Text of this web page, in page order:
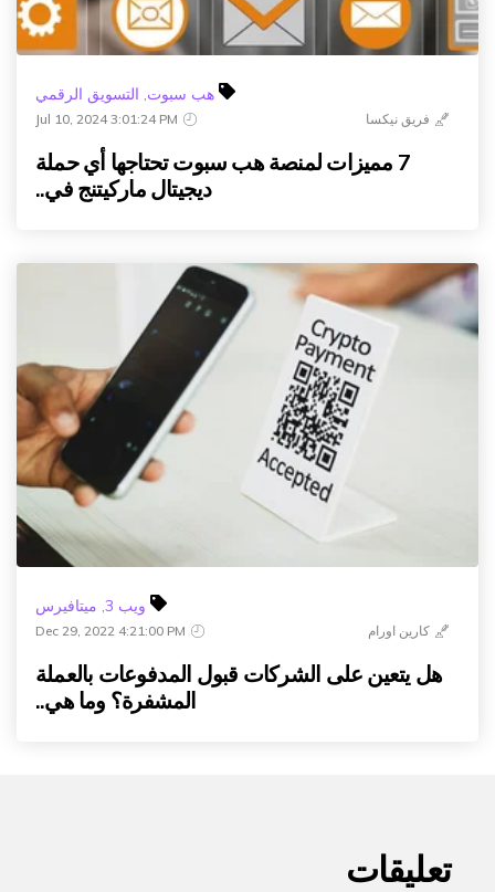
هب سبوت, التسويق الرقمي
فريق نيكسا Jul 10, 2024 3:01:24 PM
7 مميزات لمنصة هب سبوت تحتاجها أي حملة
ديجيتال ماركيتنج في..
ويب 3 , ميتافيرس
كارين اورام Dec 29, 2022 4:21:00 PM
هل يتعين على الشركات قبول المدفوعات بالعملة
المشفرة؟ وما هي..
تعليقات